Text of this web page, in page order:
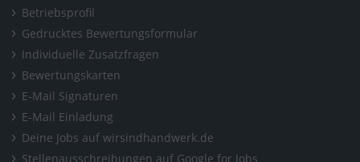
Betriebsprofil
Gedrucktes Bewertungsformular
Individuelle Zusatzfragen
Bewertungskarten
E-Mail Signaturen
E-Mail Einladung
Deine Jobs auf wirsindhandwerk.de
Stellenausschreibungen auf Google for Jobs